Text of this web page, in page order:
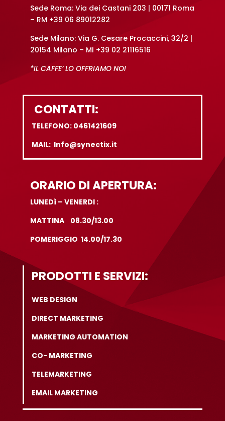
Sede Roma: Via dei Castani 203 | 00171 Roma
– RM +39 06 89012282
Sede Milano: Via G. Cesare Procaccini, 32/2 |
20154 Milano – MI +39 02 21116516
*IL CAFFE’ LO OFFRIAMO NOI
CONTATTI:
TELEFONO: 0461421609
MAIL: Info@synectix.it
ORARIO DI APERTURA:
LUNEDì – VENERDI :
MATTINA 08.30/13.00
POMERIGGIO 14.00/17.30
PRODOTTI E SERVIZI:
WEB DESIGN
DIRECT MARKETING
MARKETING AUTOMATION
CO- MARKETING
TELEMARKETING
EMAIL MARKETING